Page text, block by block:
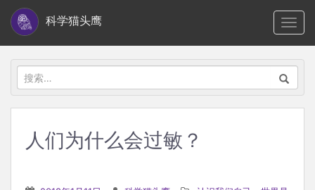
i
科学猫头鹰
搜
索：
人们为什么会过敏？